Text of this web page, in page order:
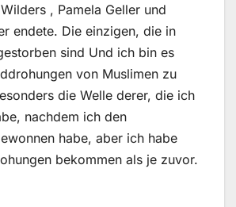
, Pamela Geller und
endete. Die einzigen, die in
sind Und ich bin es
von Muslimen zu
die Welle derer, die ich
nachdem ich den
habe, aber ich habe
bekommen als je zuvor.